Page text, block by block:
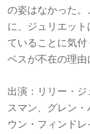
の姿はなかった
に、ジュリエッ
ていることに気
ベスが不在の理由
出演：リリー・
スマン、グレン
ウン・フィンド